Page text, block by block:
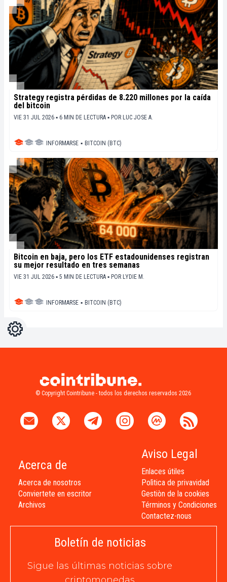
Strategy registra pérdidas de 8.220 millones por la caída
del bitcoin
VIE 31 JUL 2026 ▪ 6 MIN DE LECTURA ▪ POR LUC JOSE A.
INFORMARSE ▪ BITCOIN (BTC)
Bitcoin en baja, pero los ETF estadounidenses registran
su mejor resultado en tres semanas
VIE 31 JUL 2026 ▪ 5 MIN DE LECTURA ▪ POR LYDIE M.
INFORMARSE ▪ BITCOIN (BTC)
Ajustes
© Copyright Cointribune - todos los derechos reservados 2026
Acerca de
Acerca de nosotros
Conviertete en escritor
Archivos
Aviso Legal
Enlaces útiles
Polìtica de privavidad
Gestiòn de la cookies
Términos y Condiciones
Contactez-nous
Boletín de noticias
Sigue las últimas noticias sobre
criptomonedas